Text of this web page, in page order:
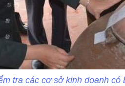
tra các cơ sở kinh doanh